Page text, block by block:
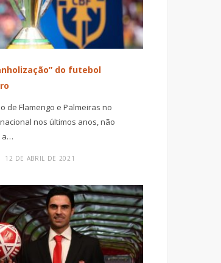
do futebol
de Flamengo e Palmeiras no
nos últimos anos, não
a…
12 DE ABRIL DE 2021